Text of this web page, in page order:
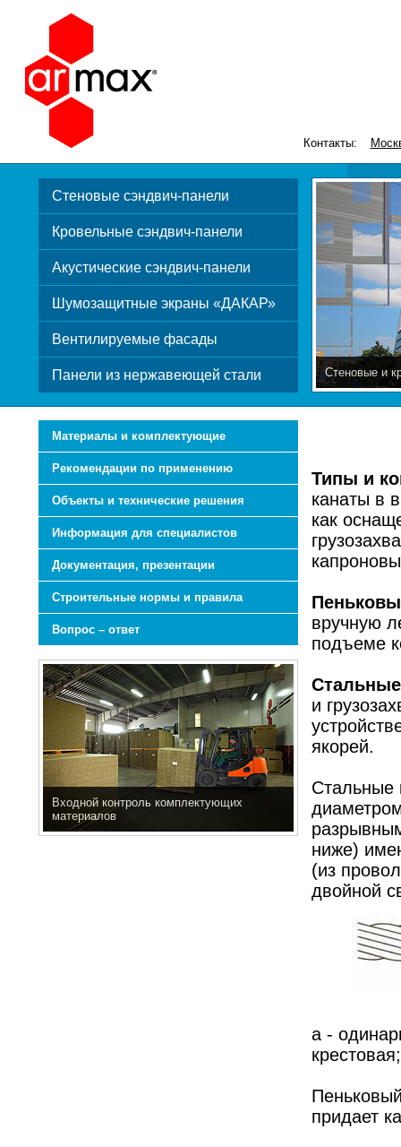
Контакты:
Стеновые сэндвич-панели
Кровельные сэндвич-панели
Акустические сэндвич-панели
Шумозащитные экраны «ДАКАР»
Вентилируемые фасады
Панели из нержавеющей стали Стеновые и
Материалы и комплектующие
Рекомендации по применению
Объекты и технические решения
Информация для специалистов
Документация, презентации
Строительные нормы и правила
Вопрос – ответ
Входной контроль комплектующих
материалов
Типы и
канаты в
как
вручную
подъеме
и
якорей.
Стальные
ниже)
(из
двойной
а -
придает